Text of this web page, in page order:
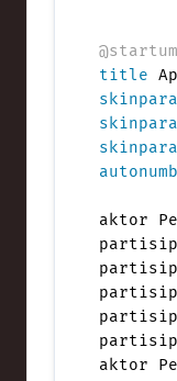
title
aktor
aktor